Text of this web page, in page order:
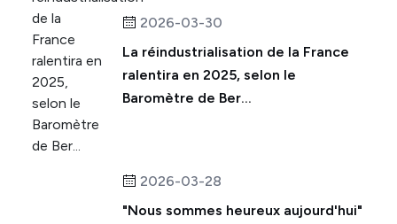
2026-03-30
La réindustrialisation de la France
ralentira en 2025, selon le
Baromètre de Ber...
2026-03-28
"Nous sommes heureux aujourd'hui"